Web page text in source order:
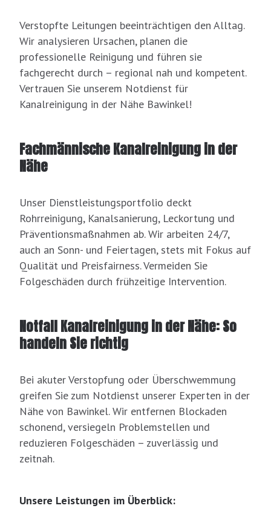
Verstopfte Leitungen beeinträchtigen den Alltag.
Wir analysieren Ursachen, planen die
professionelle Reinigung und führen sie
fachgerecht durch – regional nah und kompetent.
Vertrauen Sie unserem Notdienst für
Kanalreinigung in der Nähe Bawinkel!
Fachmännische Kanalreinigung in der
Nähe
Unser Dienstleistungsportfolio deckt
Rohrreinigung, Kanalsanierung, Leckortung und
Präventionsmaßnahmen ab. Wir arbeiten 24/7,
auch an Sonn- und Feiertagen, stets mit Fokus auf
Qualität und Preisfairness. Vermeiden Sie
Folgeschäden durch frühzeitige Intervention.
Notfall Kanalreinigung in der Nähe: So
handeln Sie richtig
Bei akuter Verstopfung oder Überschwemmung
greifen Sie zum Notdienst unserer Experten in der
Nähe von Bawinkel. Wir entfernen Blockaden
schonend, versiegeln Problemstellen und
reduzieren Folgeschäden – zuverlässig und
zeitnah.
Unsere Leistungen im Überblick: